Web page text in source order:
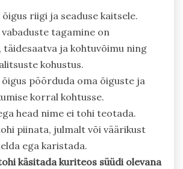
riigi ja seaduse kaitsele.
tagamine on
täidesaatva ja kohtuvõimu ning
kohustus.
õigus pöörduda oma õiguste ja
korral kohtusse.
head nime ei tohi teotada.
piinata, julmalt või väärikust
ega karistada.
käsitada kuriteos süüdi olevana